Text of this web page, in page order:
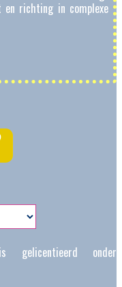
richting in complexe
is gelicentieerd onder